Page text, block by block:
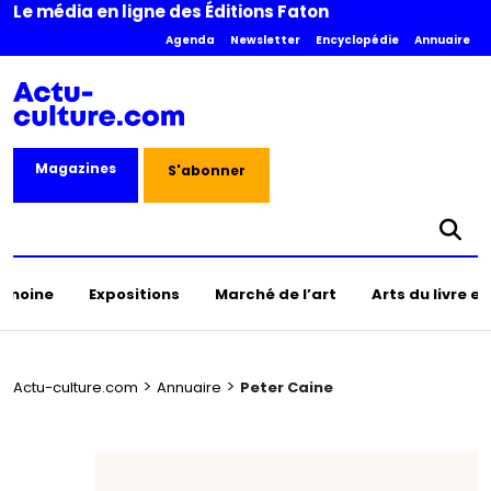
Le média en ligne des Éditions Faton
Agenda Newsletter Encyclopédie Annuaire
Magazines S'abonner
Expositions Marché de l’art Arts du livre
Actu-culture.com > Annuaire > Peter Caine